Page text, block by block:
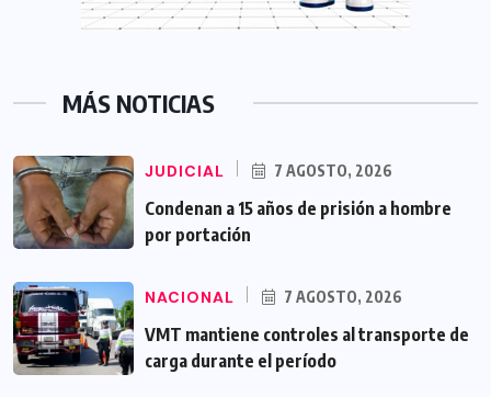
MÁS NOTICIAS
JUDICIAL 7 AGOSTO, 2026
Condenan a 15 años de prisión a hombre
por portación
NACIONAL 7 AGOSTO, 2026
VMT mantiene controles al transporte de
carga durante el período